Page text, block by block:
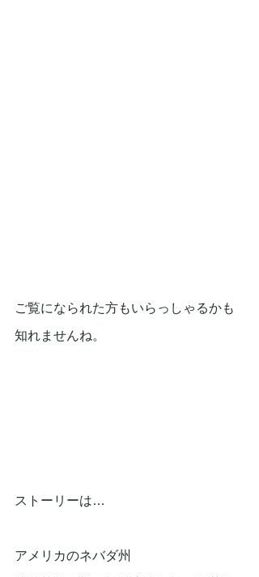
ご覧になられた方もいらっしゃるかも
知れませんね。
ストーリーは…
アメリカのネバダ州